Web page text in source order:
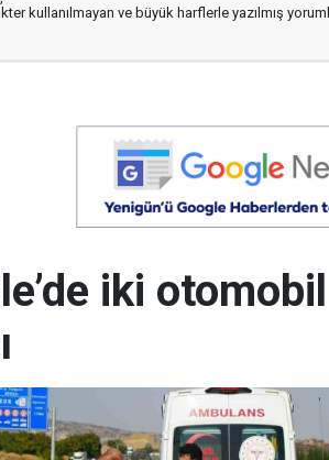
kullanılmayan ve büyük harflerle yazılmış
iki